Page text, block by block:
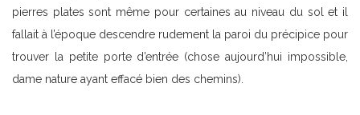
pierres plates sont même pour certaines au niveau du sol et il
fallait à l’époque descendre rudement la paroi du précipice pour
trouver la petite porte d’entrée (chose aujourd’hui impossible,
dame nature ayant effacé bien des chemins).